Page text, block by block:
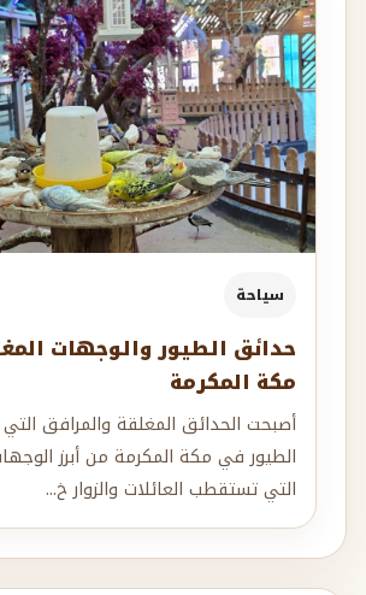
سياحة
حدائق الطيور والوجهات
مكة المكرمة
أصبحت الحدائق المغلقة والمرافق
الطيور في مكة المكرمة من أبرز
التي تستقطب العائلات والزوار خ...